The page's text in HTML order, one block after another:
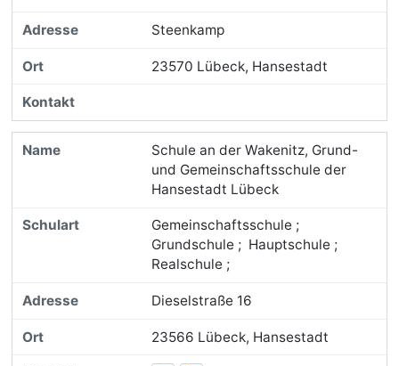
Steenkamp
23570 Lübeck, Hansestadt
Schule an der Wakenitz, Grund-
und Gemeinschaftsschule der
Hansestadt Lübeck
Gemeinschaftsschule ;
Grundschule ; Hauptschule ;
Realschule ;
Dieselstraße 16
23566 Lübeck, Hansestadt